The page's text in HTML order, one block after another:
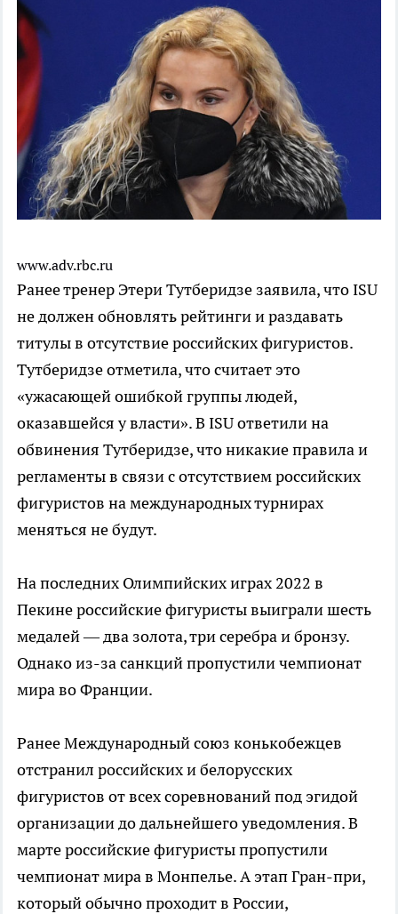
www.adv.rbc.ru
Ранее тренер Этери Тутберидзе заявила, что ISU
не должен обновлять рейтинги и раздавать
титулы в отсутствие российских фигуристов.
Тутберидзе отметила, что считает это
«ужасающей ошибкой группы людей,
оказавшейся у власти». В ISU ответили на
обвинения Тутберидзе, что никакие правила и
регламенты в связи с отсутствием российских
фигуристов на международных турнирах
меняться не будут.
На последних Олимпийских играх 2022 в
Пекине российские фигуристы выиграли шесть
медалей — два золота, три серебра и бронзу.
Однако из-за санкций пропустили чемпионат
мира во Франции.
Ранее Международный союз конькобежцев
отстранил российских и белорусских
фигуристов от всех соревнований под эгидой
организации до дальнейшего уведомления. В
марте российские фигуристы пропустили
чемпионат мира в Монпелье. А этап Гран-при,
который обычно проходит в России,